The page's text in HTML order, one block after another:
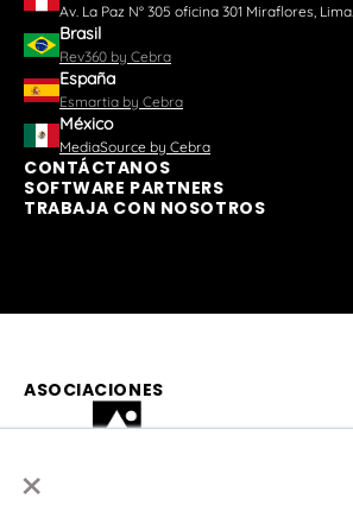
×
Av. La Paz N° 305 oficina 301 Miraflores, Lima.
Brasil
Rev360 by Cebra
España
Esmartia by Cebra
México
MediaSource by Cebra
CONTÁCTANOS
SOFTWARE PARTNERS
TRABAJA CON NOSOTROS
ASOCIACIONES